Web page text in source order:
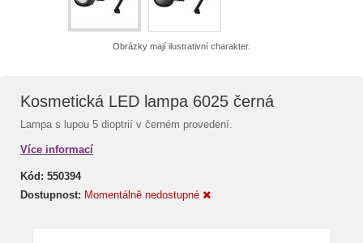
Obrázky mají ilustrativní charakter.
Kosmetická LED lampa 6025 černá
Lampa s lupou 5 dioptrií v černém provedení.
Více informací
Kód: 550394
Dostupnost: Momentálně nedostupné